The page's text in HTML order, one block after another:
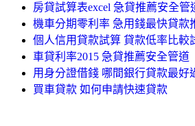
房貸試算表excel 急貸推薦安全管
機車分期零利率 急用錢最快貸款
個人信用貸款試算 貸款低率比較
車貸利率2015 急貸推薦安全管道
用身分證借錢 哪間銀行貸款最好
買車貸款 如何申請快速貸款